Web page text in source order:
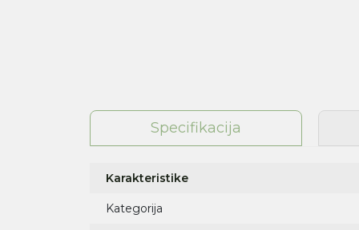
Specifikacija
Karakteristike
Kategorija